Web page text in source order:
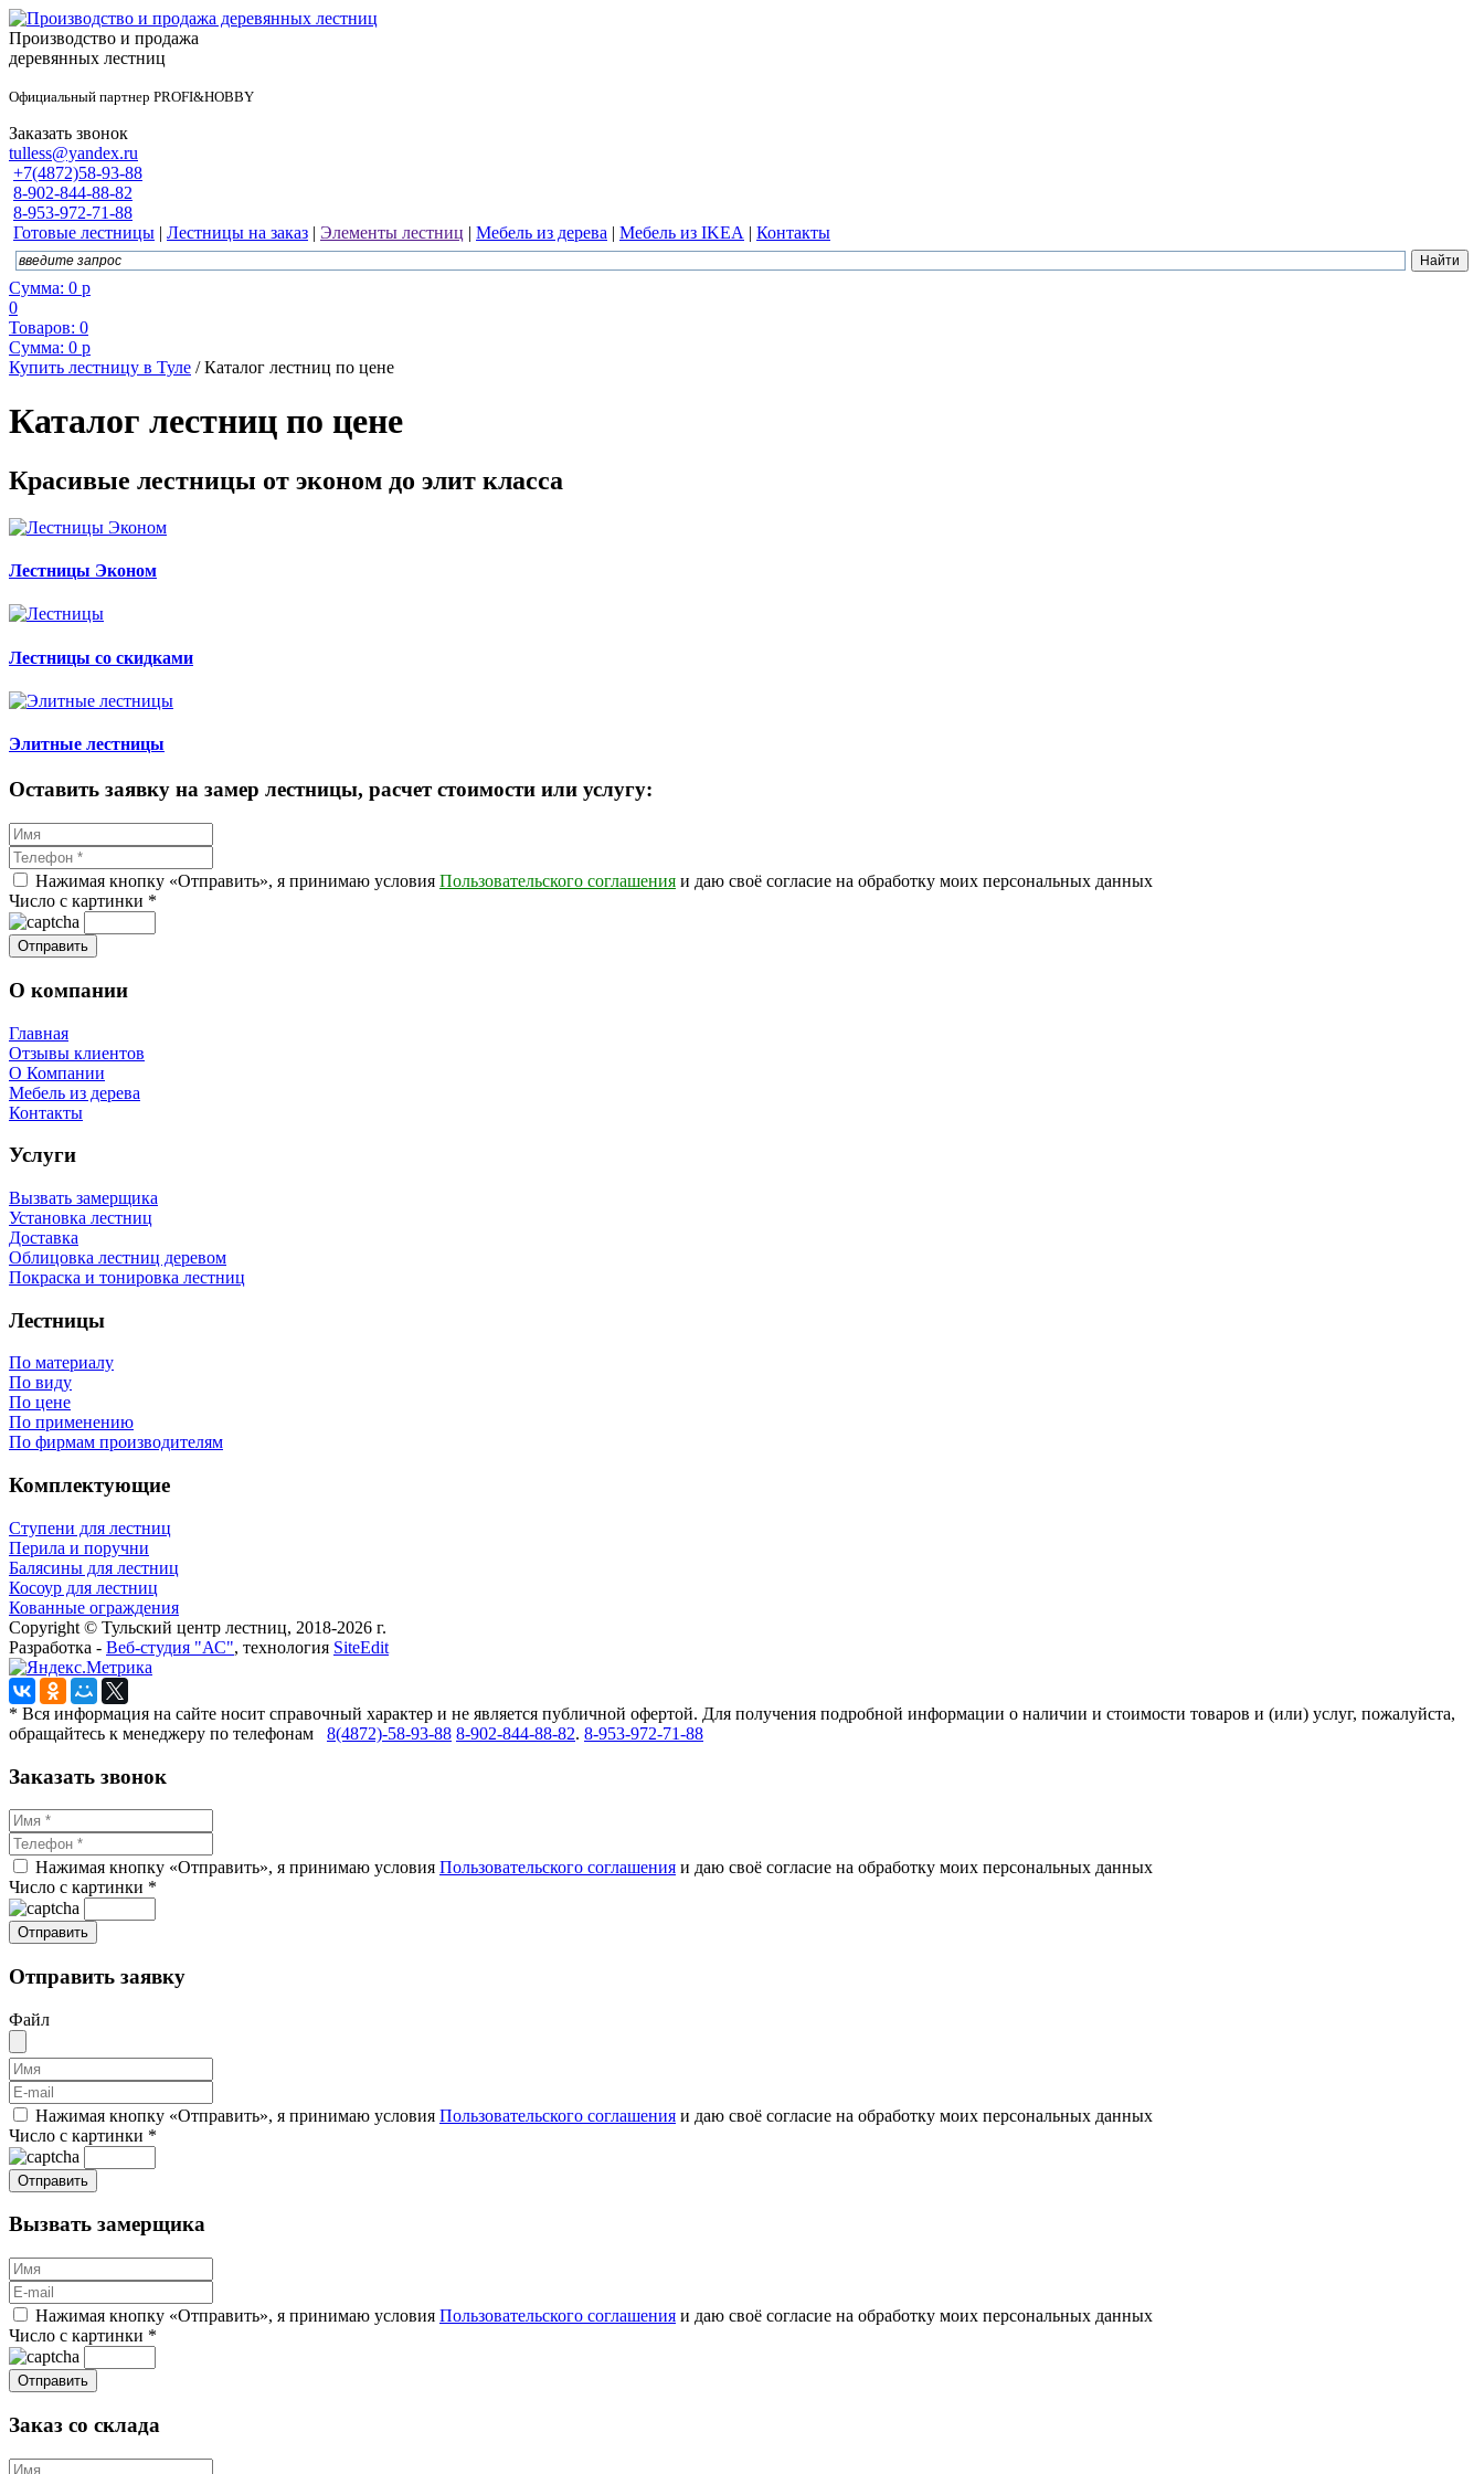
Производство и продажа
деревянных лестниц
Официальный партнер PROFI&HOBBY
Заказать звонок
tulless@yandex.ru
+7(4872)58-93-88
8-902-844-88-82
8-953-972-71-88
Готовые лестницы | Лестницы на заказ | Элементы лестниц | Мебель из дерева | Мебель из IKEA | Контакты
Сумма: 0 р
0
Товаров: 0
Сумма: 0 р
Купить лестницу в Туле / Каталог лестниц по цене
Каталог лестниц по цене
Красивые лестницы от эконом до элит класса
Лестницы Эконом
Лестницы со скидками
Элитные лестницы
Оставить заявку на замер лестницы, расчет стоимости или услугу:
Нажимая кнопку «Отправить», я принимаю условия Пользовательского соглашения и даю своё согласие на обработку моих персональных данных
Число с картинки *
О компании
Главная
Отзывы клиентов
О Компании
Мебель из дерева
Контакты
Услуги
Вызвать замерщика
Установка лестниц
Доставка
Облицовка лестниц деревом
Покраска и тонировка лестниц
Лестницы
По материалу
По виду
По цене
По применению
По фирмам производителям
Комплектующие
Ступени для лестниц
Перила и поручни
Балясины для лестниц
Косоур для лестниц
Кованные ограждения
Copyright © Тульский центр лестниц, 2018-2026 г.
Разработка - Веб-студия "АС", технология SiteEdit
* Вся информация на сайте носит справочный характер и не является публичной офертой. Для получения подробной информации о наличии и стоимости товаров и (или) услуг, пожалуйста,
обращайтесь к менеджеру по телефонам 8(4872)-58-93-88 8-902-844-88-82. 8-953-972-71-88
Заказать звонок
Нажимая кнопку «Отправить», я принимаю условия Пользовательского соглашения и даю своё согласие на обработку моих персональных данных
Число с картинки *
Отправить заявку
Файл
Нажимая кнопку «Отправить», я принимаю условия Пользовательского соглашения и даю своё согласие на обработку моих персональных данных
Число с картинки *
Вызвать замерщика
Нажимая кнопку «Отправить», я принимаю условия Пользовательского соглашения и даю своё согласие на обработку моих персональных данных
Число с картинки *
Заказ со склада